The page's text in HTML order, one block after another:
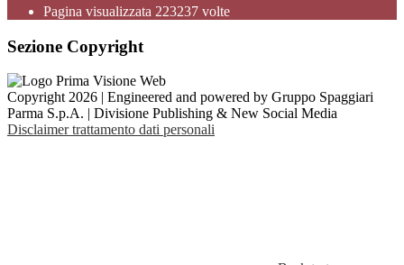
Pagina visualizzata 223237 volte
Sezione Copyright
Copyright 2026 | Engineered and powered by Gruppo Spaggiari
Parma S.p.A. | Divisione Publishing & New Social Media
Disclaimer trattamento dati personali